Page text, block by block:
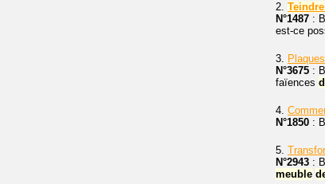
2. Teindre
N°1487 :
est-ce
3. Plaques
N°3675 :
faïences
4.
N°1850 :
5.
N°2943 :
meuble